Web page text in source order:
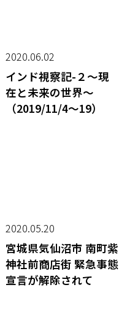
2020.06.02
インド視察記-２〜現
在と未来の世界〜
（2019/11/4〜19）
2020.05.20
宮城県気仙沼市 南町紫
神社前商店街 緊急事態
宣言が解除されて